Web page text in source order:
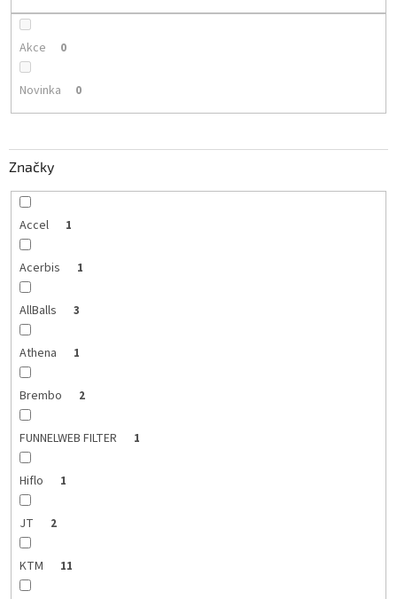
Akce 0
Novinka 0
Značky
Accel 1
Acerbis 1
AllBalls 3
Athena 1
Brembo 2
FUNNELWEB FILTER 1
Hiflo 1
JT 2
KTM 11